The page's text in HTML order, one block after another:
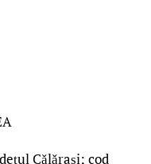
Cǎlǎraşi; cod